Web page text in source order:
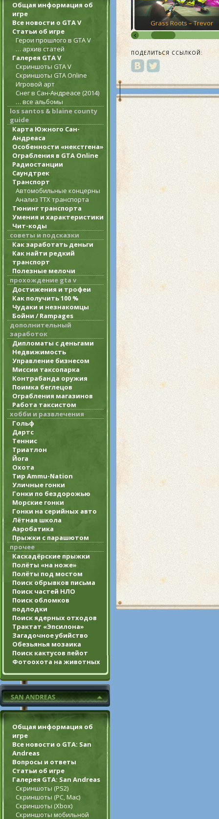
Общая информация об
игре
Все новости о GTA V
Статьи об игре
Герои прошлого в GTA V
… архив статей
Галерея GTA V
Скриншоты GTA V
Скриншоты GTA Online
Игровой арт
Снег в Сан-Андреасе (2014)
… все альбомы
los santos & blaine county
guide
Карта Южного Сан-
Андреаса
Особенности «некстгена»
Ограбления в GTA Online
Радиостанции
Саундтрек
Транспорт
Автомобильные концерны
Анализ ТТХ транспорта
Тюнинг транспорта
Умения и характеристики
Чит-коды
советы и подсказки
Как заработать деньги
Как найти редкий
транспорт
Полезные мелочи
прохождение gta v
Достижения и трофеи
Как получить 100 %
Чудаки и незнакомцы
Бойни / Rampages
дополнительный
заработок
Дипломаты с деньгами
Недвижимость
Управление бизнесом
Миссии таксопарка
Контрабанда оружия
Поимка беглецов
Ограбления магазинов
Работа таксистом
хобби и развлечения
Гольф
Дартс
Теннис
Триатлон
Йога
Охота
Тир Ammu-Nation
Уличные гонки
Гонки по бездорожью
Морские гонки
Гонки на серийных авто
Лётная школа
Аэробатика
Прыжки с парашютом
прочее
Каскадёрские прыжки
Полёты «на ноже»
Полёты под мостом
Поиск обрывков письма
Поиск частей НЛО
Поиск обломков
подлодки
Поиск ядерных отходов
Трактат «Эпсилона»
Загадочное убийство
Обезьянья мозаика
Поиск кактусов пейот
Фотоохота на животных
Общая информация об
игре
Все новости о GTA: San
Andreas
Вопросы и ответы
Статьи об игре
Галерея GTA: San Andreas
Скриншоты (PS2)
Скриншоты (PC, Mac)
Скриншоты (Xbox)
Скриншоты мобильной
Grass Roots – Michael Grass Roots – Trevor
ПОДЕЛИТЬСЯ ССЫЛКОЙ: